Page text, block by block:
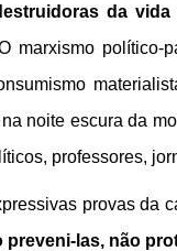
da
marxismo político-
noite escura da
professores,
provas da
preveni-las, não